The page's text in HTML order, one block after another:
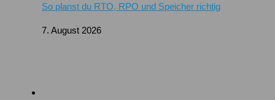
So planst du RTO, RPO und Speicher richtig
7. August 2026